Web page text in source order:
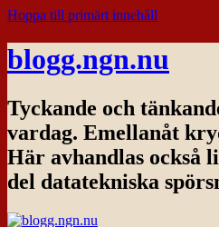
Hoppa till primärt innehåll
blogg.ngn.nu
Tyckande och
vardag. Emellanåt
Här avhandlas också
del datatekniska